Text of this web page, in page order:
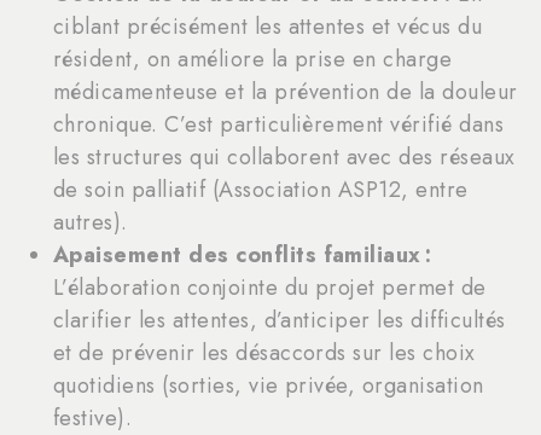
ciblant précisément les attentes et vécus du
résident, on améliore la prise en charge
médicamenteuse et la prévention de la douleur
chronique. C’est particulièrement vérifié dans
les structures qui collaborent avec des réseaux
de soin palliatif (Association ASP12, entre
autres).
Apaisement des conflits familiaux :
L’élaboration conjointe du projet permet de
clarifier les attentes, d’anticiper les difficultés
et de prévenir les désaccords sur les choix
quotidiens (sorties, vie privée, organisation
festive).